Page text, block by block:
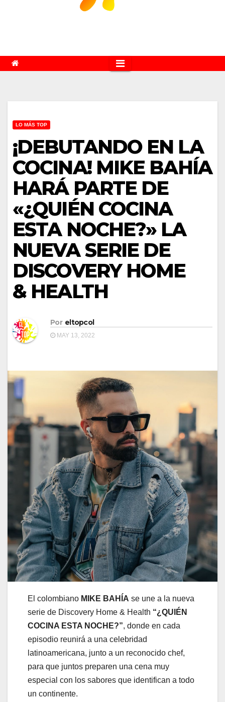
LO MÁS TOP
¡DEBUTANDO EN LA
COCINA! MIKE BAHÍA
HARÁ PARTE DE
«¿QUIÉN COCINA
ESTA NOCHE?» LA
NUEVA SERIE DE
DISCOVERY HOME
& HEALTH
Por eltopcol
MAY 13, 2022
El colombiano MIKE BAHÍA se une a la nueva
serie de Discovery Home & Health “¿QUIÉN
COCINA ESTA NOCHE?”, donde en cada
episodio reunirá a una celebridad
latinoamericana, junto a un reconocido chef,
para que juntos preparen una cena muy
especial con los sabores que identifican a todo
un continente.